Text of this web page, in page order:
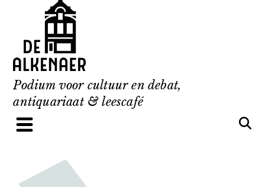
content
Podium voor cultuur en debat,
antiquariaat & leescafé